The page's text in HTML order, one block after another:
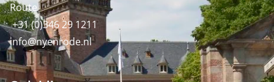
Route
+31 (0)346 29 1211
info@nyenrode.nl